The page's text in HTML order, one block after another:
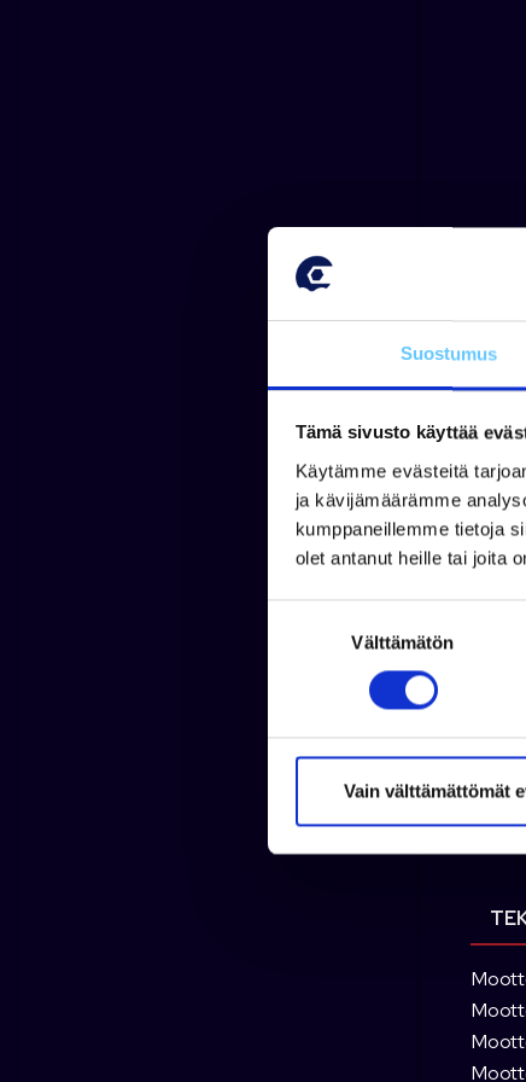
Suostumus
Tämä sivusto käyttää
Käytämme evästeitä
ja kävijämäärämme
kumppaneillemme tietoja
olet antanut heille tai joita
k
Välttämätön
Vain välttämättömät